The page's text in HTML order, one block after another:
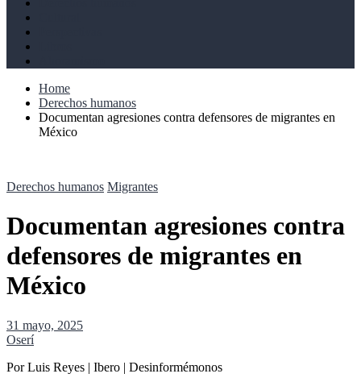
Home
Derechos humanos
Documentan agresiones contra defensores de migrantes en
México
Derechos humanos Migrantes
Documentan agresiones contra
defensores de migrantes en
México
31 mayo, 2025
Oserí
Por Luis Reyes | Ibero | Desinformémonos